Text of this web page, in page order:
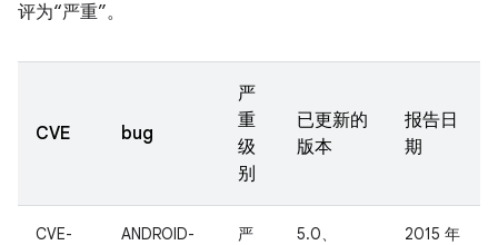
评为“严重”。
CVE bug
严
重
级
别
已更新的
版本
报告日
期
CVE-
ANDROID-
严
5.0、
2015 年